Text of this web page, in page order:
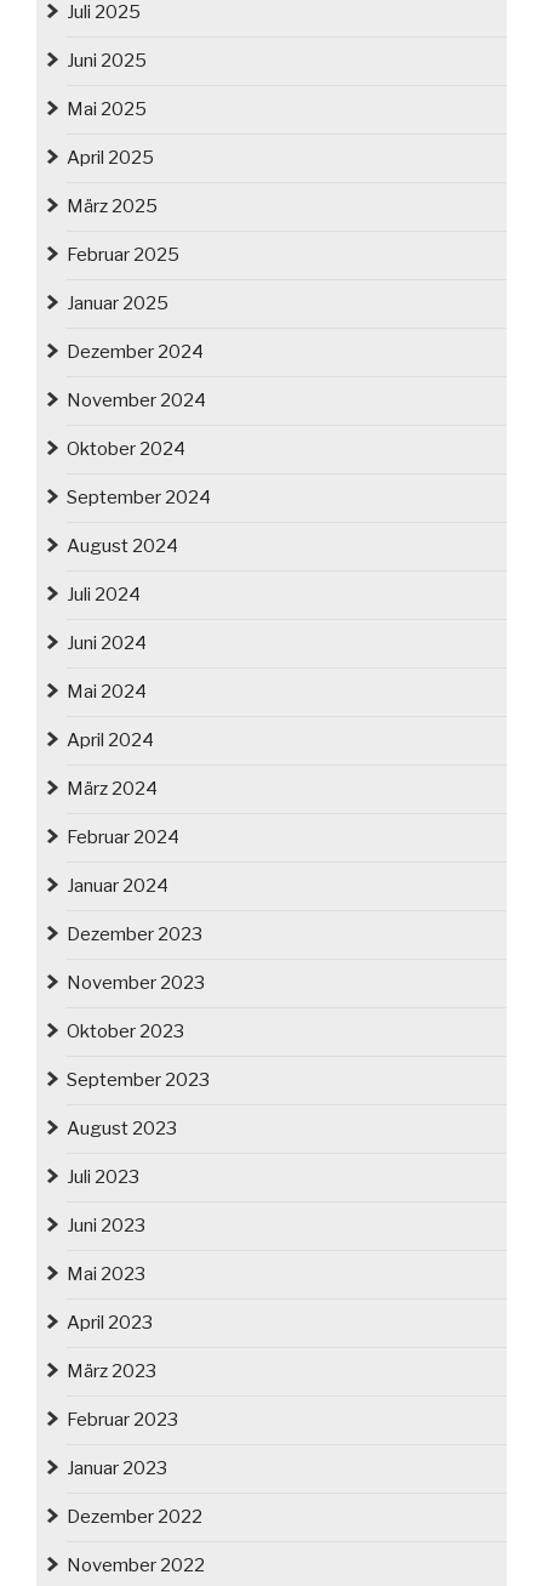
Juli 2025
Juni 2025
Mai 2025
April 2025
März 2025
Februar 2025
Januar 2025
Dezember 2024
November 2024
Oktober 2024
September 2024
August 2024
Juli 2024
Juni 2024
Mai 2024
April 2024
März 2024
Februar 2024
Januar 2024
Dezember 2023
November 2023
Oktober 2023
September 2023
August 2023
Juli 2023
Juni 2023
Mai 2023
April 2023
März 2023
Februar 2023
Januar 2023
Dezember 2022
November 2022